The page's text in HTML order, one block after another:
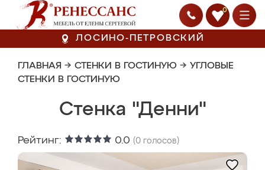
0
ЛОСИНО-ПЕТРОВСКИЙ
ГЛАВНАЯ → СТЕНКИ В ГОСТИНУЮ → УГЛОВЫЕ
СТЕНКИ В ГОСТИНУЮ
Стенка "Денни"
Рейтинг: 0.0 (0 голосов)